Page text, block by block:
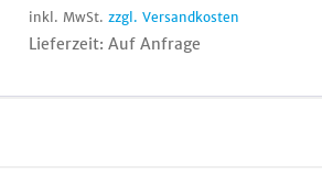
inkl. MwSt.zzgl. Versandkosten
Lieferzeit: Auf Anfrage